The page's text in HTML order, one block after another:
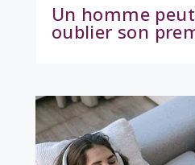
Un homme
oublier son